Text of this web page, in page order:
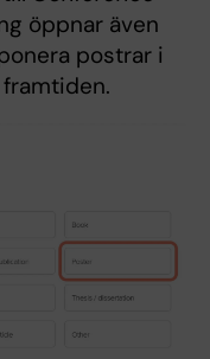
öppnar även
postrar i
framtiden.